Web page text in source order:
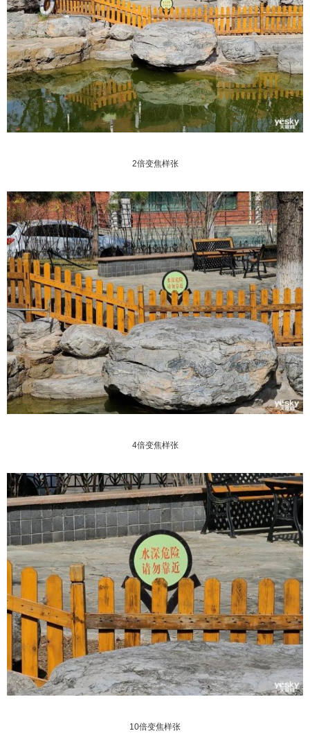
2倍变焦样张
4倍变焦样张
10倍变焦样张